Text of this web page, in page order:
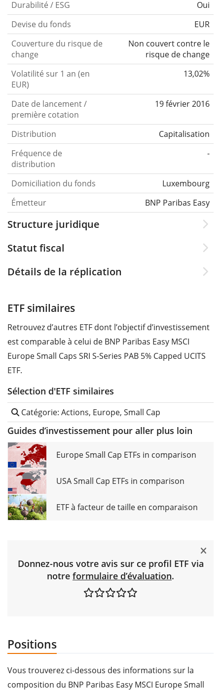
Durabilité / ESG
Oui
Devise du fonds
EUR
Couverture du risque de
change
Non couvert contre le
risque de change
Volatilité sur 1 an (en
EUR)
13,02%
Date de lancement /
première cotation
19 février 2016
Distribution
Capitalisation
Fréquence de
distribution
-
Domiciliation du fonds
Luxembourg
Émetteur
BNP Paribas Easy
Structure juridique
Statut fiscal
Détails de la réplication
ETF similaires
Retrouvez d’autres ETF dont l’objectif d’investissement
est comparable à celui de BNP Paribas Easy MSCI
Europe Small Caps SRI S-Series PAB 5% Capped UCITS
ETF.
Sélection d'ETF similaires
Catégorie: Actions, Europe, Small Cap
Guides d’investissement pour aller plus loin
Europe Small Cap ETFs in comparison
USA Small Cap ETFs in comparison
ETF à facteur de taille en comparaison
Donnez-nous votre avis sur ce profil ETF via
notre formulaire d’évaluation.
Positions
Vous trouverez ci-dessous des informations sur la
composition du BNP Paribas Easy MSCI Europe Small